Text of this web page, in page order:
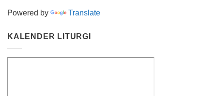
Powered by Translate
KALENDER LITURGI